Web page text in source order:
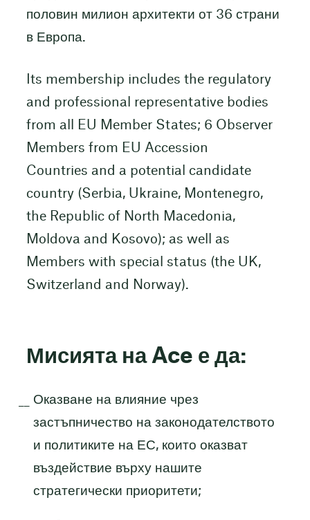
половин милион архитекти от 36 страни
в Европа.
Its membership includes the regulatory
and professional representative bodies
from all EU Member States; 6 Observer
Members from EU Accession
Countries and a potential candidate
country (Serbia, Ukraine, Montenegro,
the Republic of North Macedonia,
Moldova and Kosovo); as well as
Members with special status (the UK,
Switzerland and Norway).
Мисията на Ace е да:
Оказване на влияние чрез
застъпничество на законодателството
и политиките на ЕС, които оказват
въздействие върху нашите
стратегически приоритети;